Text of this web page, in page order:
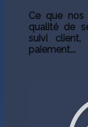
Ce que
qualité de
suivi client,
paiement...